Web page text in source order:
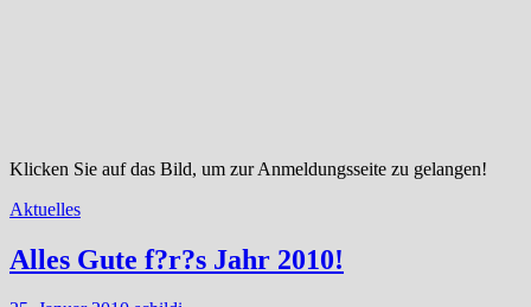
Klicken Sie auf das Bild, um zur Anmeldungsseite zu gelangen!
Aktuelles
Alles Gute f?r?s Jahr 2010!